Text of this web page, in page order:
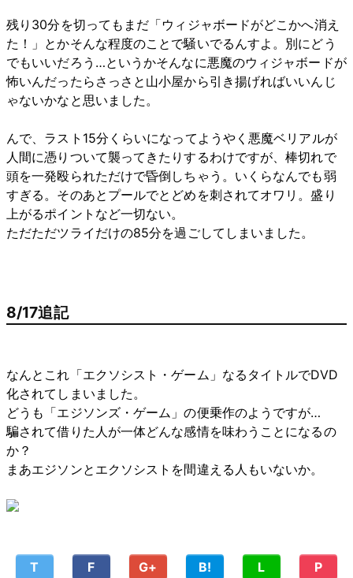
残り30分を切ってもまだ「ウィジャボードがどこかへ消え
た！」とかそんな程度のことで騒いでるんすよ。別にどう
でもいいだろう…というかそんなに悪魔のウィジャボードが
怖いんだったらさっさと山小屋から引き揚げればいいんじ
ゃないかなと思いました。
んで、ラスト15分くらいになってようやく悪魔ベリアルが
人間に憑りついて襲ってきたりするわけですが、棒切れで
頭を一発殴られただけで昏倒しちゃう。いくらなんでも弱
すぎる。そのあとプールでとどめを刺されてオワリ。盛り
上がるポイントなど一切ない。
ただただツライだけの85分を過ごしてしまいました。
8/17追記
なんとこれ「エクソシスト・ゲーム」なるタイトルでDVD
化されてしまいました。
どうも「エジソンズ・ゲーム」の便乗作のようですが…
騙されて借りた人が一体どんな感情を味わうことになるの
か？
まあエジソンとエクソシストを間違える人もいないか。
T F G+ B! L P